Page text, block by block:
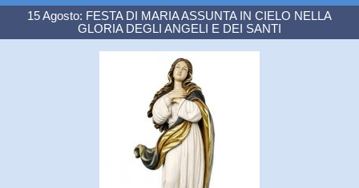
15 Agosto: FESTA DI MARIA ASSUNTA IN CIELO NELLA
GLORIA DEGLI ANGELI E DEI SANTI